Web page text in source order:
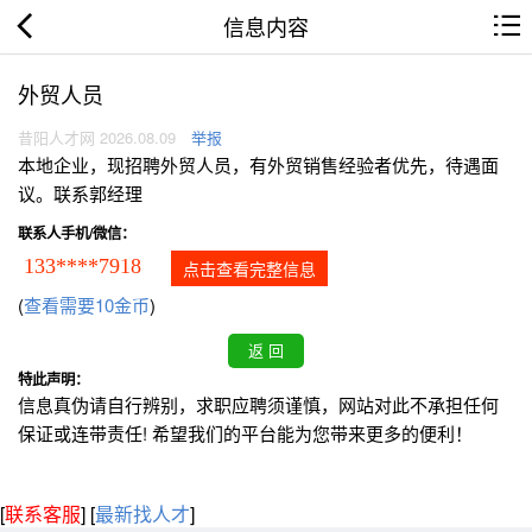
信息内容
外贸人员
昔阳人才网 2026.08.09 举报
本地企业，现招聘外贸人员，有外贸销售经验者优先，待遇面
议。联系郭经理
联系人手机/微信：
133****7918 点击查看完整信息
(查看需要10金币)
特此声明：
信息真伪请自行辨别，求职应聘须谨慎，网站对此不承担任何
保证或连带责任! 希望我们的平台能为您带来更多的便利！
[联系客服] [最新找人才]